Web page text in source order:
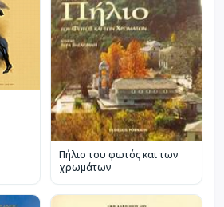
Πήλιο του φωτός και των
χρωμάτων